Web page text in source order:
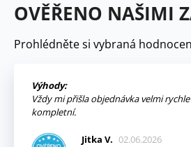
OVĚŘENO NAŠIMI
Prohlédněte si vybraná
Výhody:
Vždy mi přišla objednávka velmi
kompletní.
Jitka V. 02.06.2026